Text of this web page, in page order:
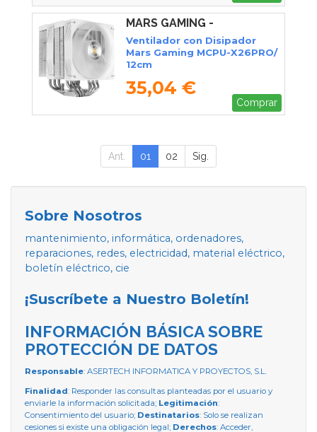
MARS GAMING -
MCPUX26PROW
Ventilador con Disipador
Mars Gaming MCPU-X26PRO/
12cm
35,04 €
Comprar
Ant. 01 02 Sig.
Sobre Nosotros
mantenimiento, informática, ordenadores,
reparaciones, redes, electricidad, material eléctrico,
boletín eléctrico, cie
¡Suscríbete a Nuestro Boletín!
INFORMACIÓN BÁSICA SOBRE
PROTECCIÓN DE DATOS
Responsable: ASERTECH INFORMATICA Y PROYECTOS, S.L.
Finalidad: Responder las consultas planteadas por el usuario y
enviarle la información solicitada; Legitimación:
Consentimiento del usuario; Destinatarios: Solo se realizan
cesiones si existe una obligación legal; Derechos: Acceder,